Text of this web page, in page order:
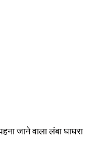
जाने वाला लंबा घाघरा